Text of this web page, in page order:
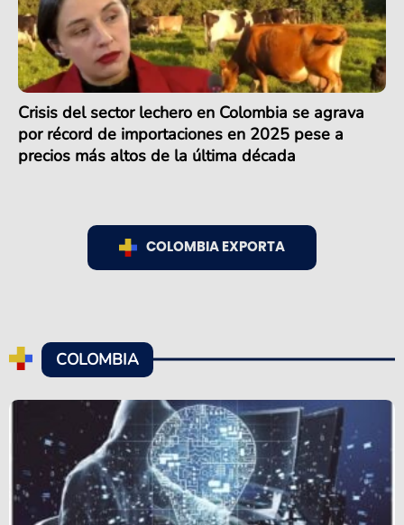
Crisis del sector lechero en Colombia se agrava
por récord de importaciones en 2025 pese a
precios más altos de la última década
COLOMBIA EXPORTA
COLOMBIA